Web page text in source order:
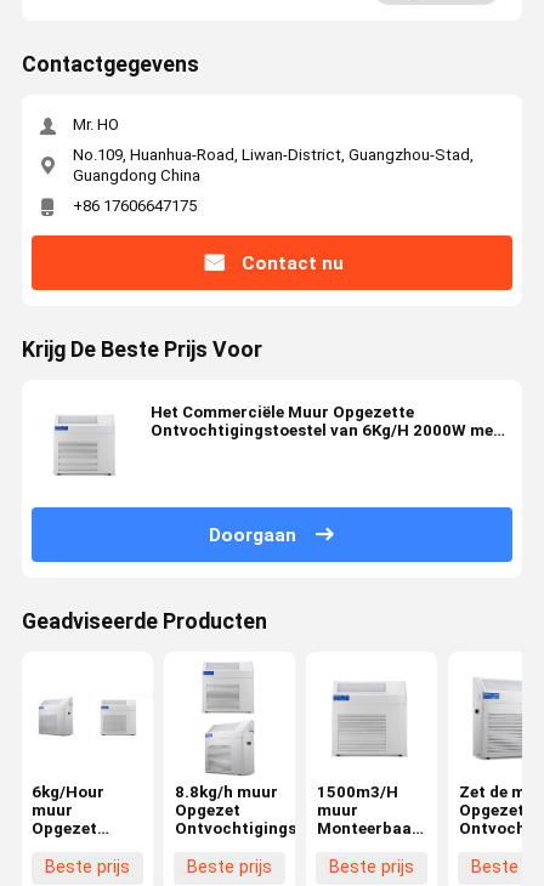
Contactgegevens
Mr. HO
No.109, Huanhua-Road, Liwan-District, Guangzhou-Stad,
Guangdong China
+86 17606647175
Contact nu
Krijg De Beste Prijs Voor
Het Commerciële Muur Opgezette
Ontvochtigingstoestel van 6Kg/H 2000W met
Doorgaan
Geadviseerde Producten
6kg/Hour
muur
Opgezet
Beste prijs
8.8kg/h muur
Opgezet
Ontvochtigingstoestel
Beste prijs
1500m3/H
muur
Monteerbaar
Beste prijs
Zet de
Opgezette
voort
Beste